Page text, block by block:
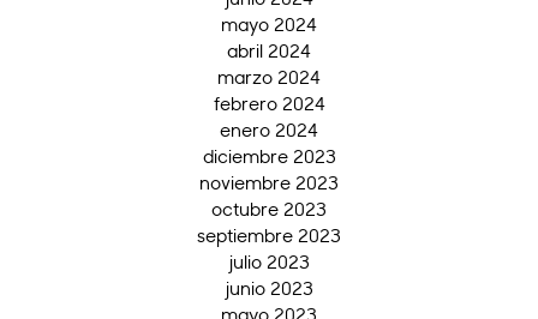
mayo 2024
abril 2024
marzo 2024
febrero 2024
enero 2024
diciembre 2023
noviembre 2023
octubre 2023
septiembre 2023
julio 2023
junio 2023
mayo 2023